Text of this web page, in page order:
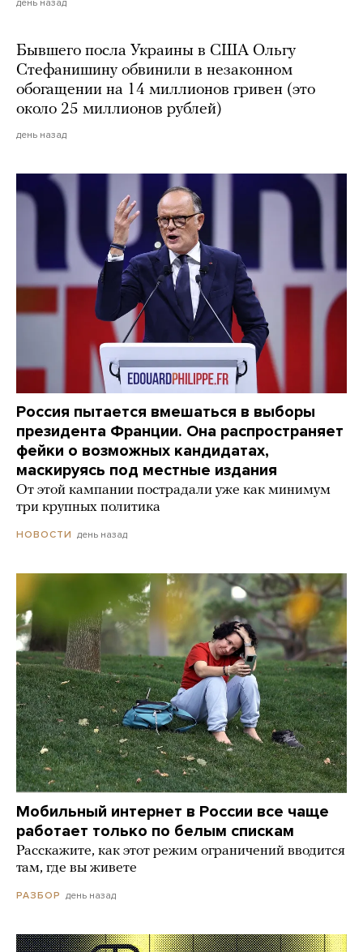
Бывшего посла Украины в США Ольгу
Стефанишину обвинили в незаконном
обогащении на 14 миллионов гривен (это
около 25 миллионов рублей)
день назад
Россия пытается вмешаться в выборы
президента Франции. Она распространяет
фейки о возможных кандидатах,
маскируясь под местные издания
От этой кампании пострадали уже как минимум
три крупных политика
НОВОСТИ день назад
Мобильный интернет в России все чаще
работает только по белым спискам
Расскажите, как этот режим ограничений вводится
там, где вы живете
РАЗБОР день назад